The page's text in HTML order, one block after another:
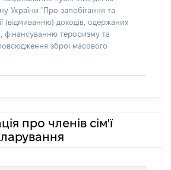
України "Про запобігання та
(відмиванню) доходів, одержаних
тероризму та
зброї масового
про членів сім'ї